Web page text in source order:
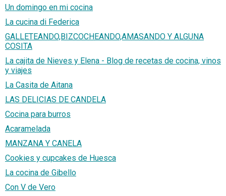
Un domingo en mi cocina
La cucina di Federica
GALLETEANDO,BIZCOCHEANDO,AMASANDO Y ALGUNA
COSITA
La cajita de Nieves y Elena - Blog de recetas de cocina, vinos
y viajes
La Casita de Aitana
LAS DELICIAS DE CANDELA
Cocina para burros
Acaramelada
MANZANA Y CANELA
Cookies y cupcakes de Huesca
La cocina de Gibello
Con V de Vero